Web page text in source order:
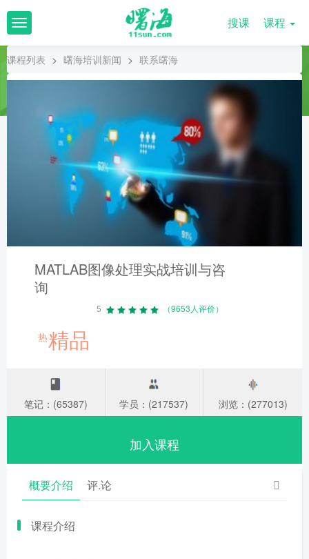
T
o
g
l
搜课 课程
课程列表 > 曙海培训新闻 > 联系曙海
MATLAB图像处理实战培训与咨
询
5 （9653人评价）
热精品
笔记：(65387) 学员：(217537) 浏览：(277013)
加入课程
概要介绍 评.论
课程介绍